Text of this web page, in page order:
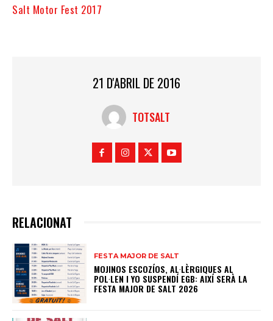
Salt Motor Fest 2017
21 D'ABRIL DE 2016
TOTSALT
RELACIONAT
FESTA MAJOR DE SALT
MOJINOS ESCOZÍOS, AL·LÈRGIQUES AL
POL·LEN I YO SUSPENDÍ EGB: AIXÍ SERÀ LA
FESTA MAJOR DE SALT 2026